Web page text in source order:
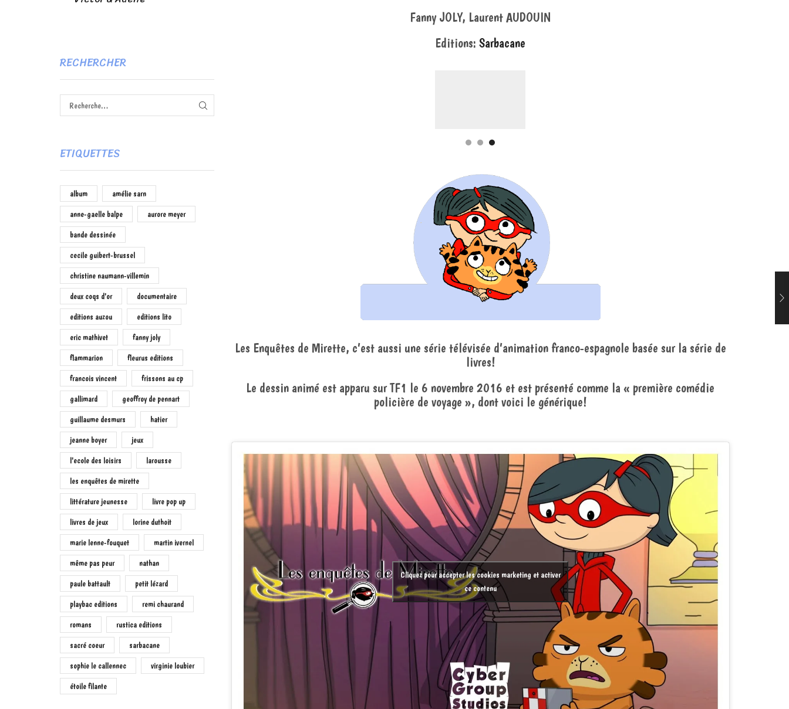
Fanny JOLY, Laurent AUDOUIN
Editions:Sarbacane
Les Enquêtes de Mirette, c’est aussi une série télévisée d’animation franco-espagnole basée sur la série de
livres!
Le dessin animé est apparu sur TF1 le 6 novembre 2016 et est présenté comme la « première comédie
policière de voyage », dont voici le générique!
Cliquez pour accepter les cookies marketing et activer
ce contenu
RECHERCHER
ETIQUETTES
album amélie sarn
anne-gaelle balpe aurore meyer
bande dessinée
cecile guibert-brussel
christine naumann-villemin
deux coqs d'or documentaire
editions auzou editions lito
eric mathivet fanny joly
flammarion fleurus editions
francois vincent frissons au cp
gallimard geoffroy de pennart
guillaume desmurs hatier
jeanne boyer jeux
l'ecole des loisirs larousse
les enquêtes de mirette
littérature jeunesse livre pop up
livres de jeux lorine duthoit
marie lenne-fouquet martin ivernel
même pas peur nathan
paule battault petit lézard
playbac editions remi chaurand
romans rustica editions
sacré coeur sarbacane
sophie le callennec virginie loubier
étoile filante